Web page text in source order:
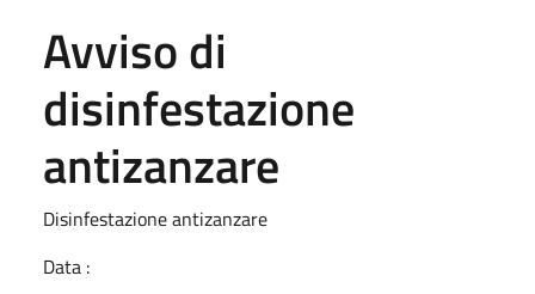
Avviso di
disinfestazione
antizanzare
Disinfestazione antizanzare
Data :